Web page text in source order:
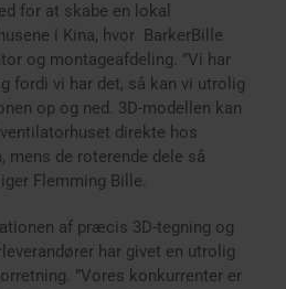
for at skabe en lokal
i Kina, hvor BarkerBille
og montageafdeling. ”Vi har
fordi vi har det, så kan vi utrolig
op og ned. 3D-modellen kan
direkte hos
mens de roterende dele så
Flemming Bille.
af præcis 3D-tegning og
har givet en utrolig
”Vores konkurrenter er